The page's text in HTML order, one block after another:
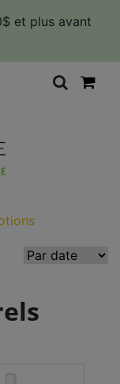
et plus avant